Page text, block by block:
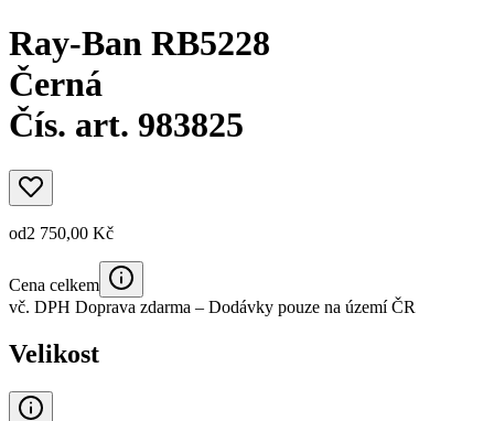
Ray-Ban RB5228
Černá
Čís. art. 983825
od2 750,00 Kč
Cena celkem
vč. DPH Doprava zdarma – Dodávky pouze na území ČR
Velikost